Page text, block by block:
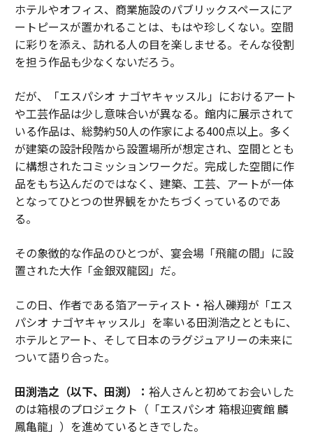
ホテルやオフィス、商業施設のパブリックスペースにア
ートピースが置かれることは、もはや珍しくない。空間
に彩りを添え、訪れる人の目を楽しませる。そんな役割
を担う作品も少なくないだろう。
だが、「エスパシオ ナゴヤキャッスル」におけるアート
や工芸作品は少し意味合いが異なる。館内に展示されて
いる作品は、総勢約50人の作家による400点以上。多く
が建築の設計段階から設置場所が想定され、空間ととも
に構想されたコミッションワークだ。完成した空間に作
品をもち込んだのではなく、建築、工芸、アートが一体
となってひとつの世界観をかたちづくっているのであ
る。
その象徴的な作品のひとつが、宴会場「飛龍の間」に設
置された大作「金銀双龍図」だ。
この日、作者である箔アーティスト・裕人礫翔が「エス
パシオ ナゴヤキャッスル」を率いる田渕浩之とともに、
ホテルとアート、そして日本のラグジュアリーの未来に
ついて語り合った。
田渕浩之（以下、田渕）： 裕人さんと初めてお会いした
のは箱根のプロジェクト（「エスパシオ 箱根迎賓館 麟
鳳亀龍」）を進めているときでした。